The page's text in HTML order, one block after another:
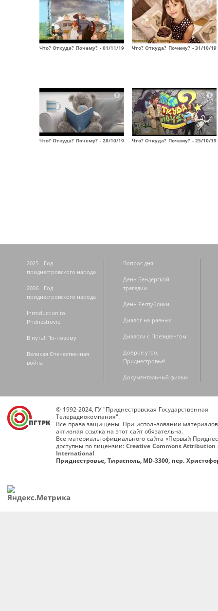
Что? Откуда? Почему? - 01/11/19 Что? Откуда? Почему? - 31/10/19
Что? Откуда? Почему? - 28/10/19 Что? Откуда? Почему? - 25/10/19
2025 - Год
приднестровского народа
2026 - Год
приднестровского народа
Introduction to
Pridnestrovie
В путь! По-новому
Великая Отечественная
война
Вопрос дня
День Бендерской
трагедии
День Республики
Диалог на равных
Диалоги с Президентом
Доброе утро,
Приднестровье!
Документальный фильм
© 1992-2024, ГУ "Приднестровская Государственная
Телерадиокомпания".
Все права защищены. При использовании
активная ссылка на этот сайт обязательна.
Все материалы официального сайта «Первый
доступны по лицензии: Creative Commons Attribution
International
Приднестровье, Тирасполь, MD-3300, пер.